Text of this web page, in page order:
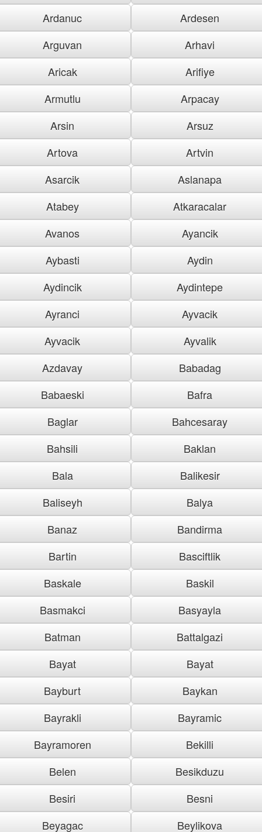
Ardanuc
Ardesen
Arguvan
Arhavi
Aricak
Arifiye
Armutlu
Arpacay
Arsin
Arsuz
Artova
Artvin
Asarcik
Aslanapa
Atabey
Atkaracalar
Avanos
Ayancik
Aybasti
Aydin
Aydincik
Aydintepe
Ayranci
Ayvacik
Ayvacik
Ayvalik
Azdavay
Babadag
Babaeski
Bafra
Baglar
Bahcesaray
Bahsili
Baklan
Bala
Balikesir
Baliseyh
Balya
Banaz
Bandirma
Bartin
Basciftlik
Baskale
Baskil
Basmakci
Basyayla
Batman
Battalgazi
Bayat
Bayat
Bayburt
Baykan
Bayrakli
Bayramic
Bayramoren
Bekilli
Belen
Besikduzu
Besiri
Besni
Beyagac
Beylikova